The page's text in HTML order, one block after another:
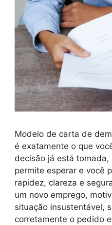
Modelo de carta de
é exatamente o que
decisão já está
permite esperar e você
rapidez, clareza e
um novo emprego,
situação insustentável,
corretamente o pedido